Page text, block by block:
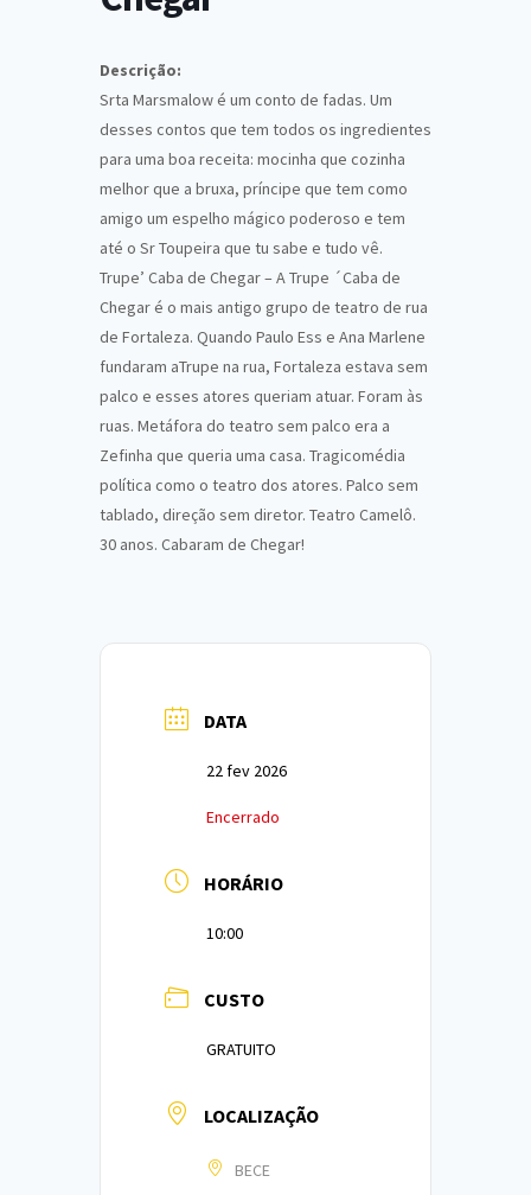
Descrição:
Srta Marsmalow é um conto de fadas. Um
desses contos que tem todos os ingredientes
para uma boa receita: mocinha que cozinha
melhor que a bruxa, príncipe que tem como
amigo um espelho mágico poderoso e tem
até o Sr Toupeira que tu sabe e tudo vê.
Trupe’ Caba de Chegar – A Trupe ´Caba de
Chegar é o mais antigo grupo de teatro de rua
de Fortaleza. Quando Paulo Ess e Ana Marlene
fundaram aTrupe na rua, Fortaleza estava sem
palco e esses atores queriam atuar. Foram às
ruas. Metáfora do teatro sem palco era a
Zefinha que queria uma casa. Tragicomédia
política como o teatro dos atores. Palco sem
tablado, direção sem diretor. Teatro Camelô.
30 anos. Cabaram de Chegar!
DATA
22 fev 2026
Encerrado
HORÁRIO
10:00
CUSTO
GRATUITO
LOCALIZAÇÃO
BECE